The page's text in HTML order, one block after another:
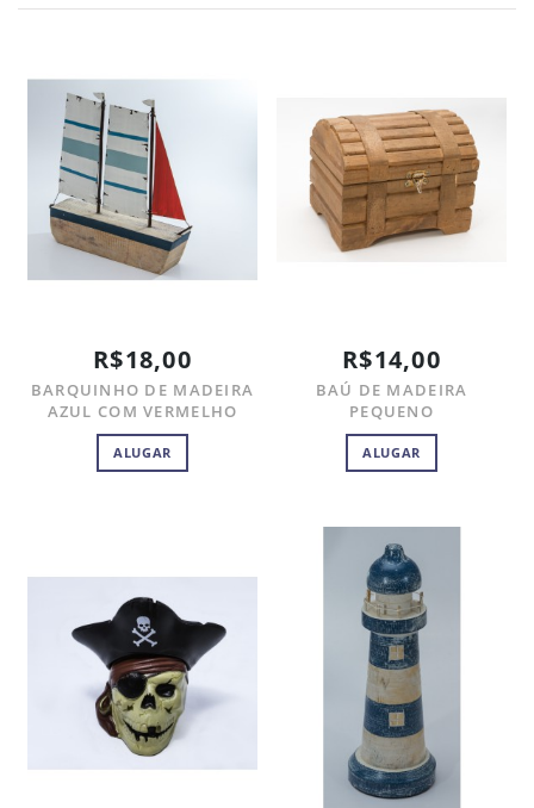
R$18,00
BARQUINHO DE MADEIRA
AZUL COM VERMELHO
ALUGAR
R$14,00
BAÚ DE MADEIRA
PEQUENO
ALUGAR